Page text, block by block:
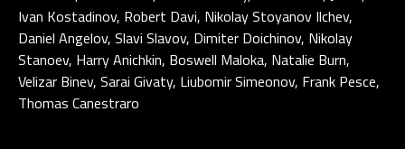
Ivan Kostadinov, Robert Davi, Nikolay Stoyanov Ilchev,
Daniel Angelov, Slavi Slavov, Dimiter Doichinov, Nikolay
Stanoev, Harry Anichkin, Boswell Maloka, Natalie Burn,
Velizar Binev, Sarai Givaty, Liubomir Simeonov, Frank Pesce,
Thomas Canestraro